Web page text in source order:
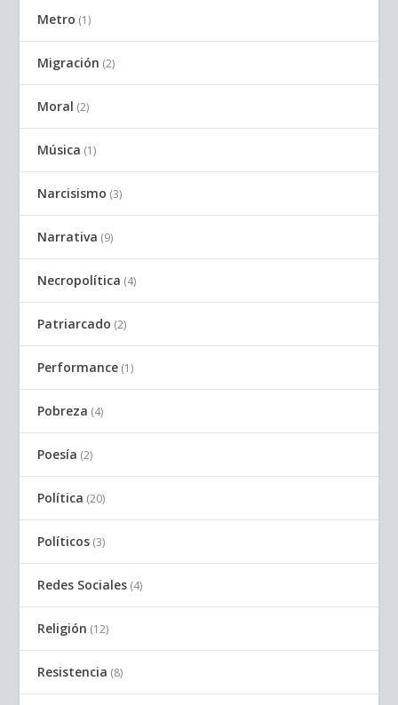
Metro (1)
Migración (2)
Moral (2)
Música (1)
Narcisismo (3)
Narrativa (9)
Necropolítica (4)
Patriarcado (2)
Performance (1)
Pobreza (4)
Poesía (2)
Política (20)
Políticos (3)
Redes Sociales (4)
Religión (12)
Resistencia (8)